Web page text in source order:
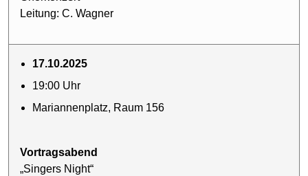
Leitung: C. Wagner
17.10.2025
19:00 Uhr
Mariannenplatz, Raum 156
Vortragsabend
„Singers Night“